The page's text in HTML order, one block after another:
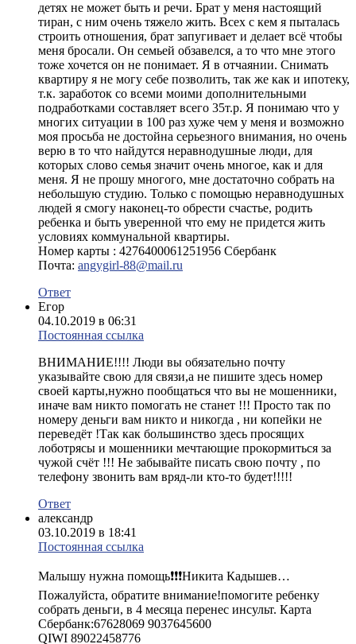
детях не может быть и речи. Брат у меня настоящий
тиран, с ним очень тяжело жить. Всех с кем я пыталась
строить отношения, брат запугивает и делает всё чтобы
меня бросали. Он семьей обзавелся, а то что мне этого
тоже хочется он не понимает. Я в отчаянии. Снимать
квартиру я не могу себе позволить, так же как и ипотеку,
т.к. заработок со всеми моими дополнительными
подработками составляет всего 35т.р. Я понимаю что у
многих ситуации в 100 раз хуже чем у меня и возможно
моя просьба не достойна серьезного внимания, но очень
верю в то что найдутся неравнодушные люди, для
которых слово семья значит очень многое, как и для
меня. Я не прошу многого, мне достаточно собрать на
небольшую студию. Только с помощью неравнодушных
людей я смогу наконец-то обрести счастье, родить
ребенка и быть уверенной что ему не придется жить
условиях коммунальной квартиры.
Номер карты : 4276400061251956 Сбербанк
Почта: angygirl-88@mail.ru
Ответ
Егор
04.10.2019 в 06:31
Постоянная ссылка
ВНИМАНИЕ!!!! Люди вы обязательно почту
указывайте свою для связи,а не пишите здесь номер
своей карты,нужно пообщаться что вы не мошенники,
иначе вам никто помогать не станет !!! Просто так по
номеру деньги вам никто и никогда , ни копейки не
переведёт !Так как большинство здесь просящих
лоботрясы и мошенники мечтающие прокормиться за
чужой счёт !!! Не забывайте писать свою почту , по
телефону звонить вам вряд-ли кто-то будет!!!!!
Ответ
александр
03.10.2019 в 18:41
Постоянная ссылка
Малышу нужна помощь❗❗❗Никита Кадышев…
Пожалуйста, обратите внимание!помогите ребенку
собрать деньги, в 4 месяца перенес инсульт. Карта
Сбербанк:67628069 9037645600
QIWI 89022458776